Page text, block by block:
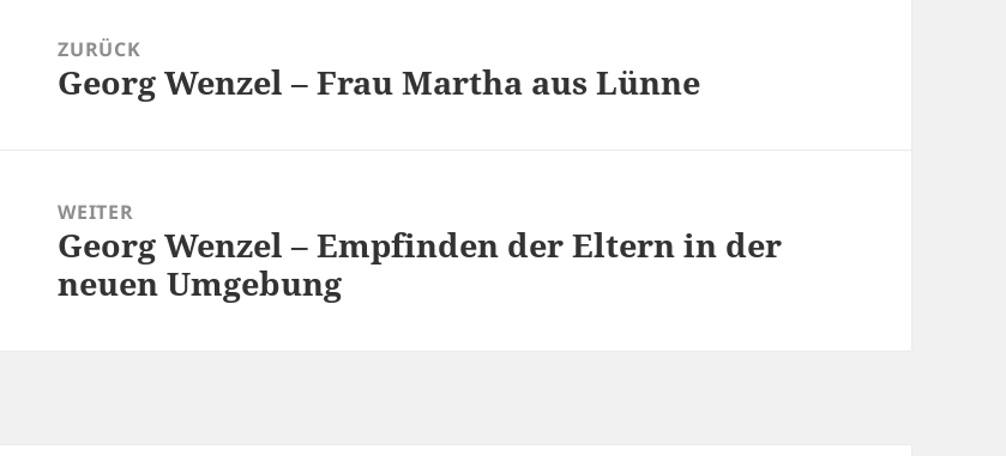
ZURÜCK
Vorheriger
Georg Wenzel – Frau Martha aus Lünne
WEITER
Nächster
Beitrag:
Georg Wenzel – Empfinden der Eltern in der
neuen Umgebung